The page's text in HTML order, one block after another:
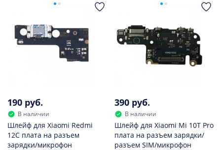
190 руб.
В наличии
Шлейф для Xiaomi Redmi
12C плата на разъем
зарядки/микрофон
390 руб.
В наличии
Шлейф для Xiaomi Mi 10T Pro
плата на разъем зарядки/
разъем SIM/микрофон